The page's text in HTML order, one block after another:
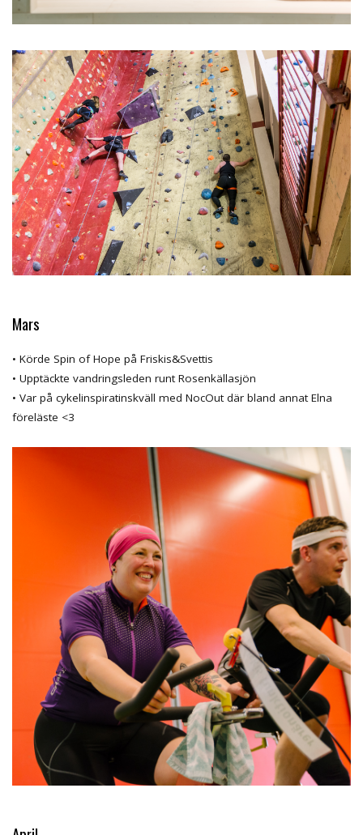
Mars
• Körde Spin of Hope på Friskis&Svettis
• Upptäckte vandringsleden runt Rosenkällasjön
• Var på cykelinspiratinskväll med NocOut där bland annat Elna
föreläste <3